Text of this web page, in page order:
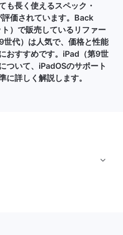
も長く使えるスペック・
価されています。Back
）で販売しているリファー
世代）は人気で、価格と性能
おすすめです。iPad（第9世
ついて、iPadOSのサポート
に詳しく解説します。